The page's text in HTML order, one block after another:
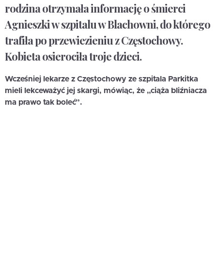
rodzina otrzymała informację o śmierci
Agnieszki w szpitalu w Blachowni, do którego
trafiła po przewiezieniu z Częstochowy.
Kobieta osierociła troje dzieci.
Wcześniej lekarze z Częstochowy ze szpitala Parkitka
mieli lekceważyć jej skargi, mówiąc, że „ciąża bliźniacza
ma prawo tak boleć”.